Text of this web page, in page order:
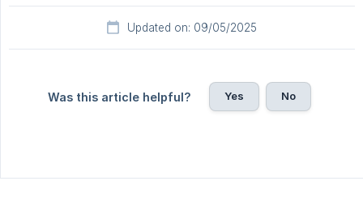
Updated on: 09/05/2025
Was this article helpful? Yes No